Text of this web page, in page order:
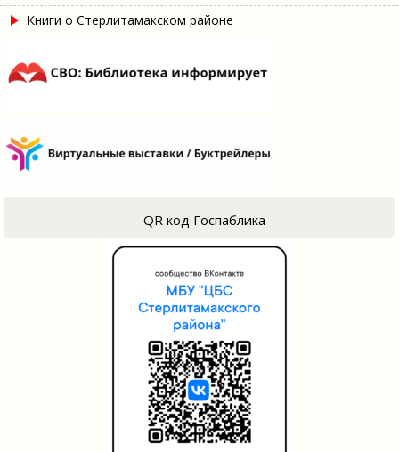
Книги о Стерлитамакском районе
QR код Госпаблика